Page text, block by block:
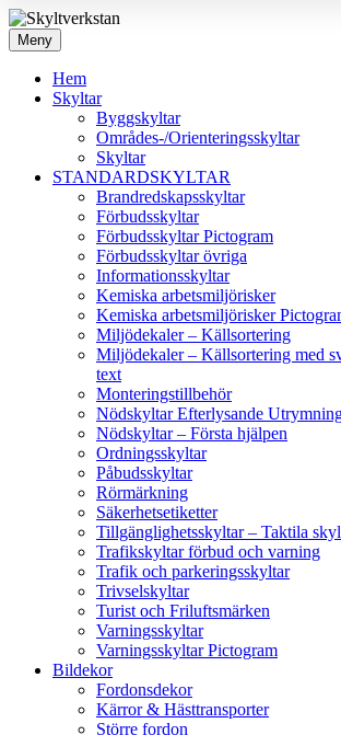
Meny
Hem
Skyltar
Byggskyltar
Områdes-/Orienteringsskyltar
Skyltar
STANDARDSKYLTAR
Brandredskapsskyltar
Förbudsskyltar
Förbudsskyltar Pictogram
Förbudsskyltar övriga
Informationsskyltar
Kemiska arbetsmiljörisker
Kemiska arbetsmiljörisker
Miljödekaler – Källsortering
Miljödekaler – Källsortering med
text
Monteringstillbehör
Nödskyltar Efterlysande
Nödskyltar – Första hjälpen
Ordningsskyltar
Påbudsskyltar
Rörmärkning
Säkerhetsetiketter
Tillgänglighetsskyltar – Taktila
Trafikskyltar förbud och varning
Trafik och parkeringsskyltar
Trivselskyltar
Turist och Friluftsmärken
Varningsskyltar
Varningsskyltar Pictogram
Bildekor
Fordonsdekor
Kärror & Hästtransporter
Större fordon